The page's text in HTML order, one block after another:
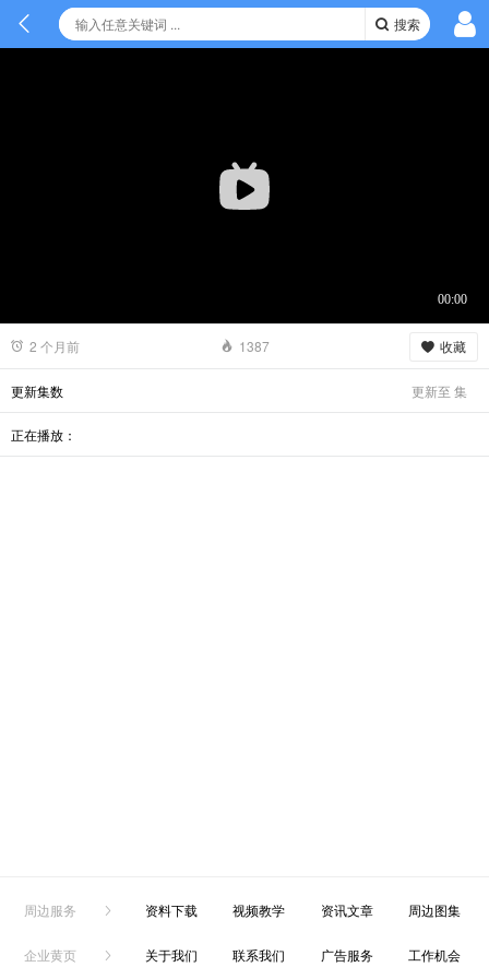
搜索
2 个月前 1387 收藏
更新集数 更新至 集
正在播放：
周边服务 资料下载 视频教学 资讯文章 周边图集
企业黄页 关于我们 联系我们 广告服务 工作机会